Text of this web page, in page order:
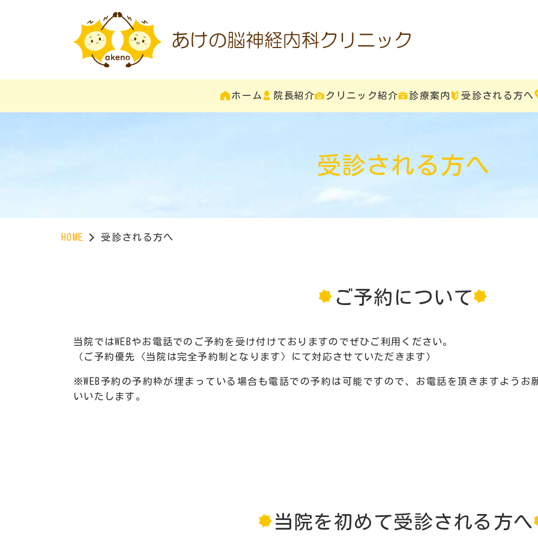
ホーム 院長紹介 クリニック紹介 診療案内 受診される方へ
受診される方へ
HOME 受診される方へ
ご予約について
当院ではWEBやお電話でのご予約を受け付けておりますのでぜひご利用ください。
（ご予約優先〈当院は完全予約制となります〉にて対応させていただきます）
※WEB予約の予約枠が埋まっている場合も電話での予約は可能ですので、お電話を頂きますようお
いいたします。
当院を初めて受診される方へ